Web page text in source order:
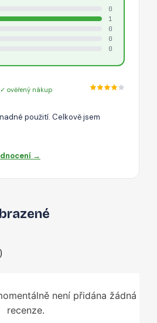
0
1
0
0
0
✓ ověřený nákup
použití. Celkově jsem
→
není přidána žádná
recenze.